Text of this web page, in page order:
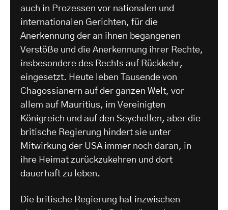
auch in Prozessen vor nationalen und
internationalen Gerichten, für die
Anerkennung der an ihnen begangenen
Verstöße und die Anerkennung ihrer Rechte,
insbesondere des Rechts auf Rückkehr,
eingesetzt. Heute leben Tausende von
Chagossianern auf der ganzen Welt, vor
allem auf Mauritius, im Vereinigten
Königreich und auf den Seychellen, aber die
britische Regierung hindert sie unter
Mitwirkung der USA immer noch daran, in
ihre Heimat zurückzukehren und dort
dauerhaft zu leben.
Die britische Regierung hat inzwischen